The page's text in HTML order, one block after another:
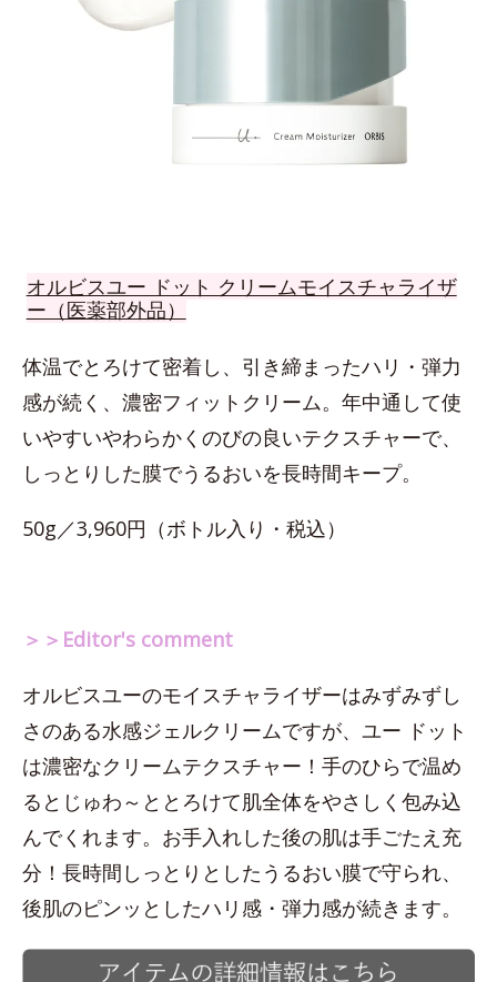
オルビスユー ドット クリームモイスチャライザ
ー（医薬部外品）
体温でとろけて密着し、引き締まったハリ・弾力
感が続く、濃密フィットクリーム。年中通して使
いやすいやわらかくのびの良いテクスチャーで、
しっとりした膜でうるおいを長時間キープ。
50g／3,960円（ボトル入り・税込）
＞＞Editor's comment
オルビスユーのモイスチャライザーはみずみずし
さのある水感ジェルクリームですが、ユー ドット
は濃密なクリームテクスチャー！手のひらで温め
るとじゅわ～ととろけて肌全体をやさしく包み込
んでくれます。お手入れした後の肌は手ごたえ充
分！長時間しっとりとしたうるおい膜で守られ、
後肌のピンッとしたハリ感・弾力感が続きます。